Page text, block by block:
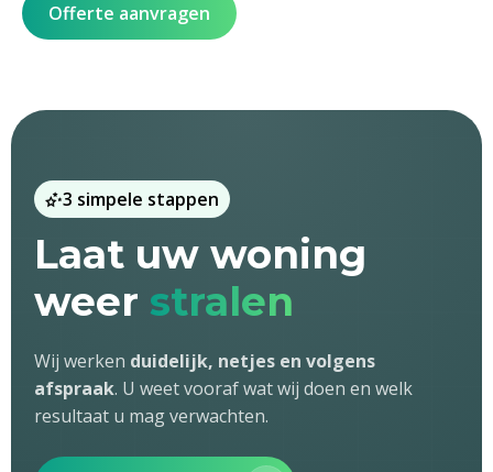
Offerte aanvragen
3 simpele stappen
Laat uw woning
weer stralen
Wij werken duidelijk, netjes en volgens
afspraak. U weet vooraf wat wij doen en welk
resultaat u mag verwachten.